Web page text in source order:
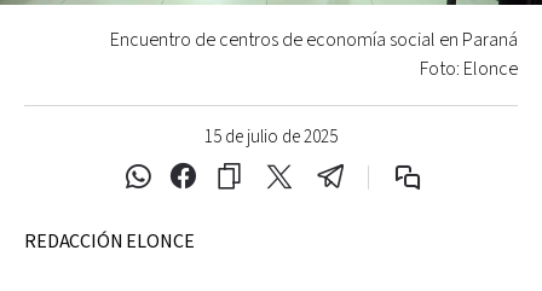
15 de julio de 2025
Encuentro de centros de economía social en Paraná
Foto: Elonce
REDACCIÓN ELONCE